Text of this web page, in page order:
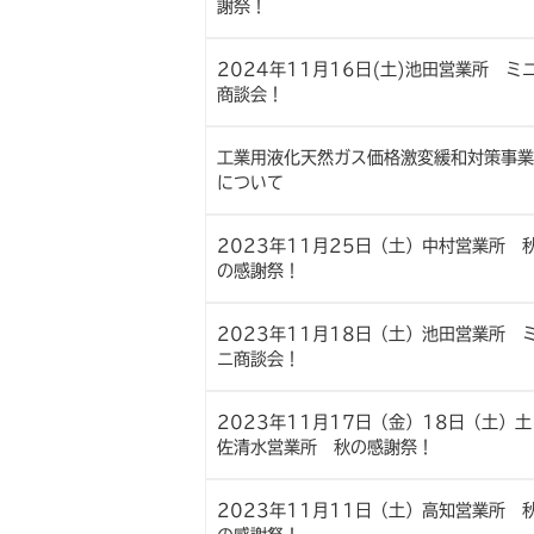
謝祭！
2024年11月16日(土)池田営業所 ミ
商談会！
工業用液化天然ガス価格激変緩和対策事業
について
2023年11月25日（土）中村営業所
の感謝祭！
2023年11月18日（土）池田営業所
ニ商談会！
2023年11月17日（金）18日（土）土
佐清水営業所 秋の感謝祭！
2023年11月11日（土）高知営業所